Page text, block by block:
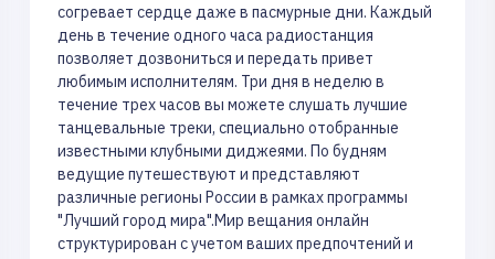
согревает сердце даже в пасмурные дни. Каждый
день в течение одного часа радиостанция
позволяет дозвониться и передать привет
любимым исполнителям. Три дня в неделю в
течение трех часов вы можете слушать лучшие
танцевальные треки, специально отобранные
известными клубными диджеями. По будням
ведущие путешествуют и представляют
различные регионы России в рамках программы
"Лучший город мира".Мир вещания онлайн
структурирован с учетом ваших предпочтений и